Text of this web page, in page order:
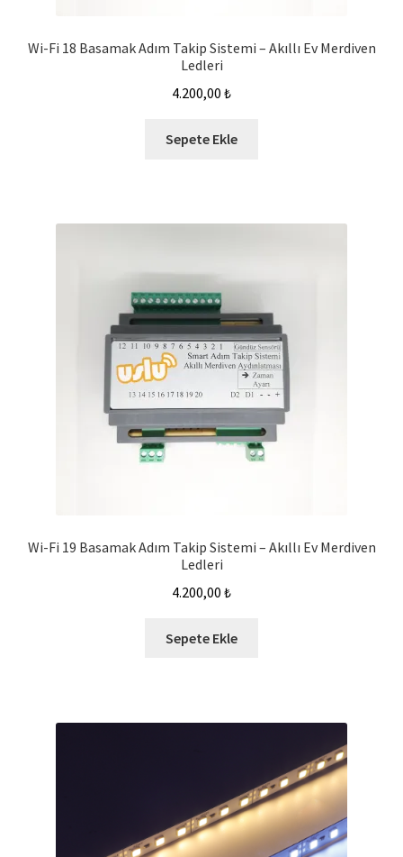
Wi-Fi 18 Basamak Adım Takip Sistemi – Akıllı Ev Merdiven
Ledleri
4.200,00 ₺
Sepete Ekle
Wi-Fi 19 Basamak Adım Takip Sistemi – Akıllı Ev Merdiven
Ledleri
4.200,00 ₺
Sepete Ekle